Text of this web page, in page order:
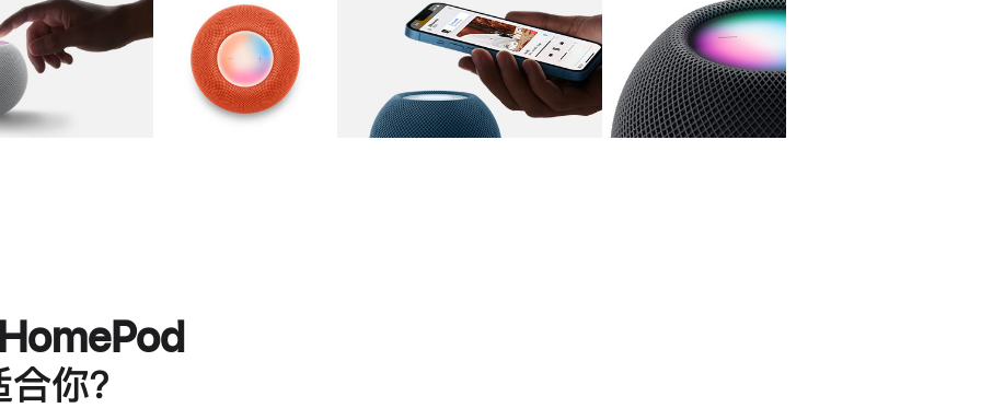
图库 图像 图库 图像 图库 图像 4 图库 图像 5
你？